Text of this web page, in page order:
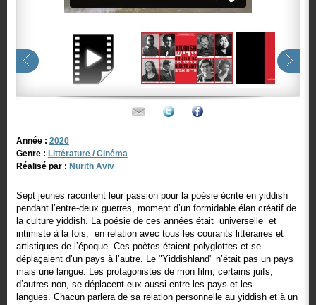
Année : 2020
Genre : Littérature / Cinéma
Réalisé par : Nurith Aviv
Sept jeunes racontent leur passion pour la poésie écrite en yiddish
pendant l’entre-deux guerres, moment d’un formidable élan créatif de
la culture yiddish. La poésie de ces années était universelle et
intimiste à la fois, en relation avec tous les courants littéraires et
artistiques de l’époque. Ces poètes étaient polyglottes et se
déplaçaient d’un pays à l’autre. Le "Yiddishland" n’était pas un pays
mais une langue. Les protagonistes de mon film, certains juifs,
d’autres non, se déplacent eux aussi entre les pays et les
langues. Chacun parlera de sa relation personnelle au yiddish et à un